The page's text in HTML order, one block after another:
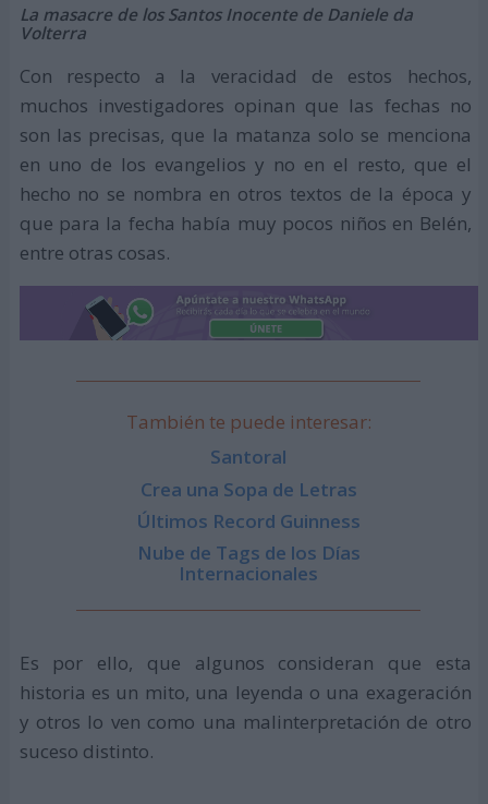
La masacre de los Santos Inocente de Daniele da
Volterra
Con respecto a la veracidad de estos hechos,
muchos investigadores opinan que las fechas no
son las precisas, que la matanza solo se menciona
en uno de los evangelios y no en el resto, que el
hecho no se nombra en otros textos de la época y
que para la fecha había muy pocos niños en Belén,
entre otras cosas.
También te puede interesar:
Santoral
Crea una Sopa de Letras
Últimos Record Guinness
Nube de Tags de los Días
Internacionales
Es por ello, que algunos consideran que esta
historia es un mito, una leyenda o una exageración
y otros lo ven como una malinterpretación de otro
suceso distinto.